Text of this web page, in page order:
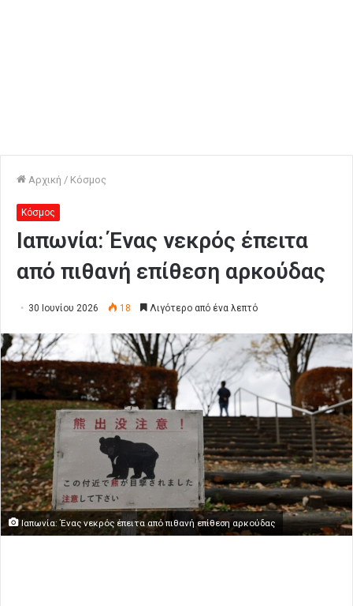
Αρχική / Κόσμος
Κόσμος
Ιαπωνία: Ένας νεκρός έπειτα
από πιθανή επίθεση αρκούδας
30 Ιουνίου 2026 18 Λιγότερο από ένα λεπτό
Ιαπωνία: Ένας νεκρός έπειτα από πιθανή επίθεση αρκούδας